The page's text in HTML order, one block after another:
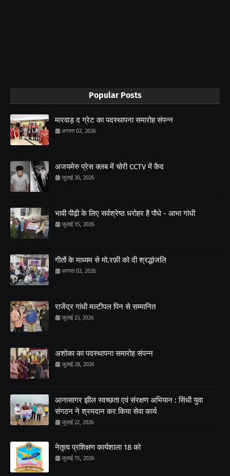
Popular Posts
मारवाड़ द ग्रेट का पदस्थापना समारोह संपन्न
अगस्त 02, 2026
अजयमेरु प्रेस क्लब में चोरी CCTV में कैद
जुलाई 30, 2026
भावी पीढ़ी के लिए सर्वश्रेष्ठ धरोहर है पौधे - आभा गांधी
जुलाई 15, 2026
गीतों के माध्यम से मो.रफ़ी को दी श्रद्धांजलि
अगस्त 02, 2026
राजेंद्र गांधी मल्टीपल पिन से सम्मानित
जुलाई 23, 2026
अशोका का पदस्थापना समारोह संपन्न
जुलाई 28, 2026
आनासागर झील स्वच्छता एवं संरक्षण अभियान : सिंधी युवा
संगठन ने श्रमदान कर किया सेवा कार्य
जुलाई 22, 2026
नेतृत्व प्रशिक्षण कार्यशाला 18 को
जुलाई 15, 2026